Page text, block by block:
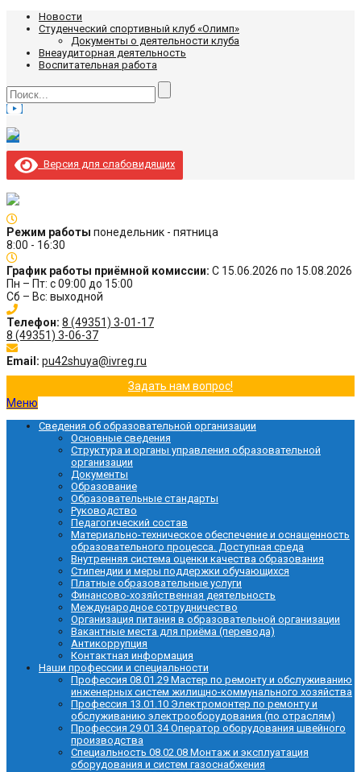
Новости
Студенческий спортивный клуб «Олимп»
Документы о деятельности клуба
Внеаудиторная деятельность
Воспитательная работа
Версия для слабовидящих
Режим работы понедельник - пятница
8:00 - 16:30
График работы приёмной комиссии: С 15.06.2026 по 15.08.2026
Пн – Пт: с 09:00 до 15:00
Сб – Вс: выходной
Телефон: 8 (49351) 3-01-17
8 (49351) 3-06-37
Email: pu42shuya@ivreg.ru
Задать нам вопрос!
Меню
Сведения об образовательной организации
Основные сведения
Структура и органы управления образовательной
организации
Документы
Образование
Образовательные стандарты
Руководство
Педагогический состав
Материально-техническое обеспечение и оснащенность
образовательного процесса. Доступная среда
Внутренняя система оценки качества образования
Стипендии и меры поддержки обучающихся
Платные образовательные услуги
Финансово-хозяйственная деятельность
Международное сотрудничество
Организация питания в образовательной организации
Вакантные места для приёма (перевода)
Антикоррупция
Контактная информация
Наши профессии и специальности
Профессия 08.01.29 Мастер по ремонту и обслуживанию
инженерных систем жилищно-коммунального хозяйства
Профессия 13.01.10 Электромонтер по ремонту и
обслуживанию электрооборудования (по отраслям)
Профессия 29.01.34 Оператор оборудования швейного
производства
Специальность 08.02.08 Монтаж и эксплуатация
оборудования и систем газоснабжения